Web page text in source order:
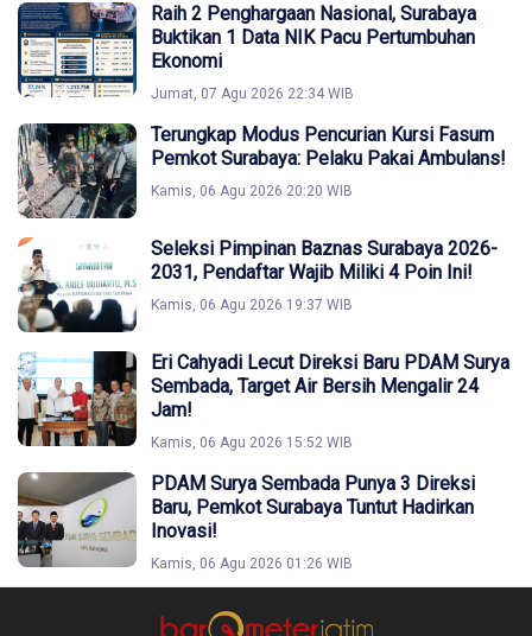
Raih 2 Penghargaan Nasional, Surabaya
Buktikan 1 Data NIK Pacu Pertumbuhan
Ekonomi
Jumat, 07 Agu 2026 22:34 WIB
Terungkap Modus Pencurian Kursi Fasum
Pemkot Surabaya: Pelaku Pakai Ambulans!
Kamis, 06 Agu 2026 20:20 WIB
Seleksi Pimpinan Baznas Surabaya 2026-
2031, Pendaftar Wajib Miliki 4 Poin Ini!
Kamis, 06 Agu 2026 19:37 WIB
Eri Cahyadi Lecut Direksi Baru PDAM Surya
Sembada, Target Air Bersih Mengalir 24
Jam!
Kamis, 06 Agu 2026 15:52 WIB
PDAM Surya Sembada Punya 3 Direksi
Baru, Pemkot Surabaya Tuntut Hadirkan
Inovasi!
Kamis, 06 Agu 2026 01:26 WIB